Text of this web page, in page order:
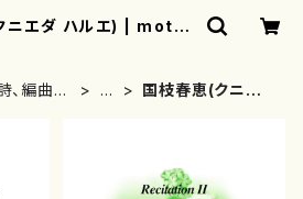
ニエダ ハルエ) | mothe
、編曲、
か
国枝春恵(クニエ